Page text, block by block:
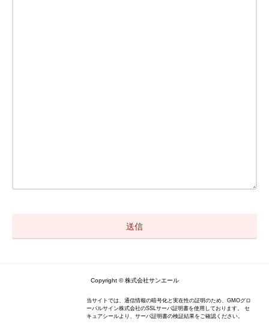
Copyright © 株式会社サンエール
当サイトでは、通信情報の暗号化と実在性の証明のため、GMOグロ
ーバルサイン株式会社のSSLサーバ証明書を使用しております。 セ
キュアシールより、サーバ証明書の検証結果をご確認ください。